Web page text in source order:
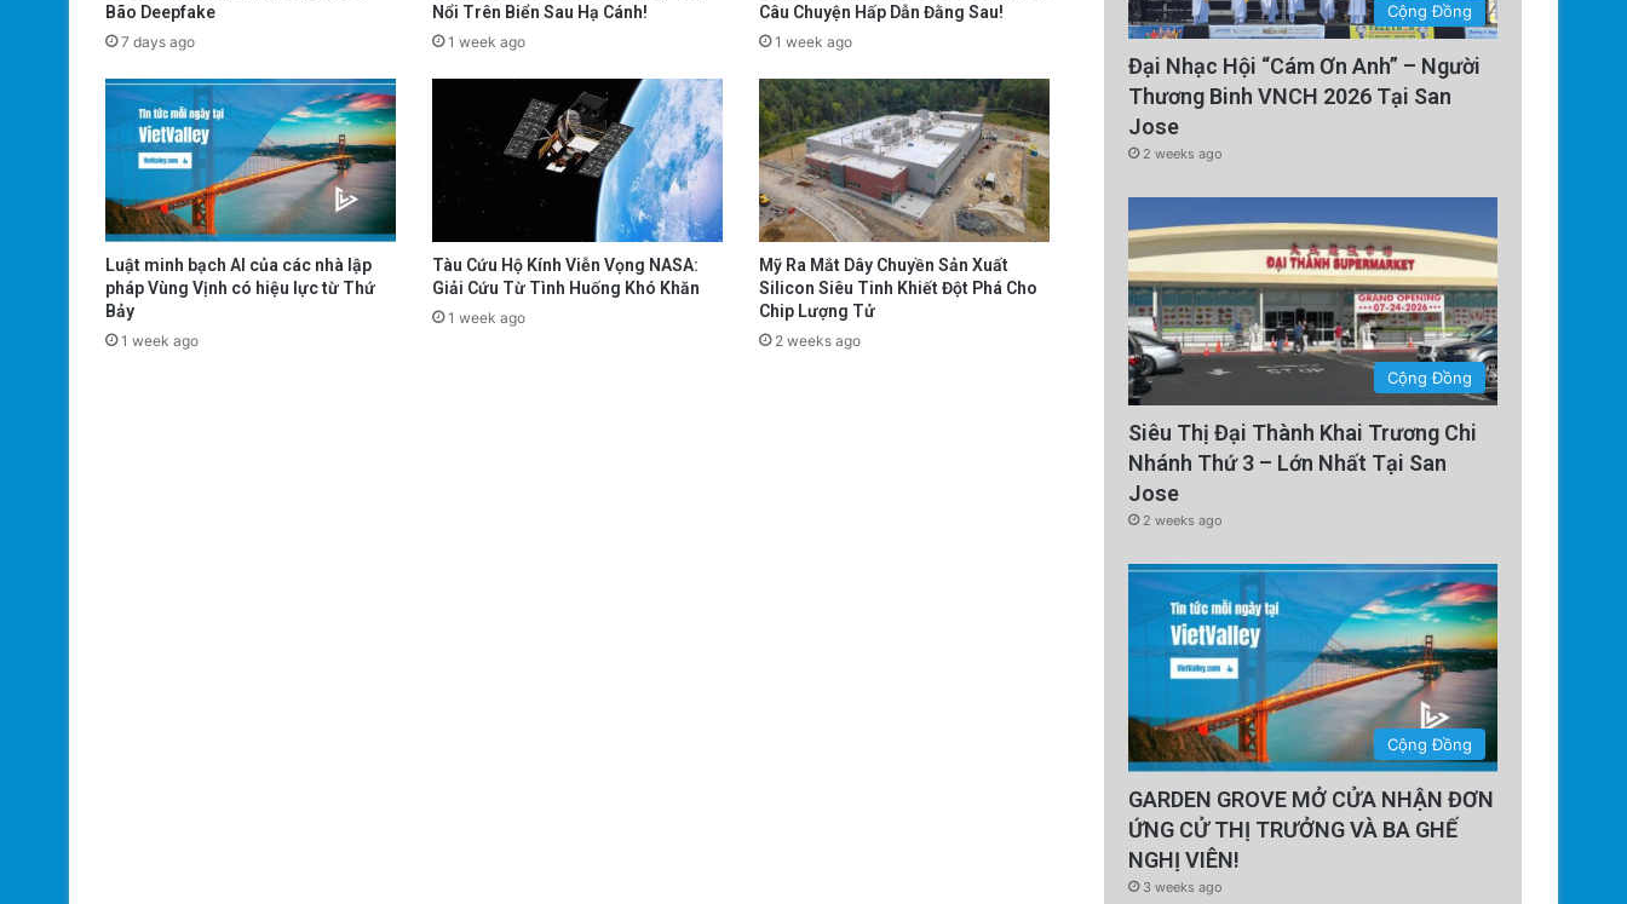
Bão Deepfake
7 days ago
Nổi Trên Biển Sau Hạ Cánh!
1 week ago
Câu Chuyện Hấp Dẫn Đằng Sau!
1 week ago
Luật minh bạch AI của các nhà lập
pháp Vùng Vịnh có hiệu lực từ Thứ
Bảy
1 week ago
Tàu Cứu Hộ Kính Viễn Vọng NASA:
Giải Cứu Từ Tình Huống Khó Khăn
1 week ago
Mỹ Ra Mắt Dây Chuyền Sản Xuất
Silicon Siêu Tinh Khiết Đột Phá Cho
Chip Lượng Tử
2 weeks ago
Cộng Đồng
Đại Nhạc Hội “Cám Ơn Anh” – Người
Thương Binh VNCH 2026 Tại San
Jose
2 weeks ago
Cộng Đồng
Siêu Thị Đại Thành Khai Trương Chi
Nhánh Thứ 3 – Lớn Nhất Tại San
Jose
2 weeks ago
Cộng Đồng
GARDEN GROVE MỞ CỬA NHẬN ĐƠN
ỨNG CỬ THỊ TRƯỞNG VÀ BA GHẾ
NGHỊ VIÊN!
3 weeks ago